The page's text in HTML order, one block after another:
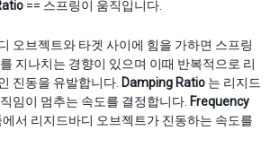
== 스프링이 움직입니다.
오브젝트와 타겟 사이에 힘을 가하면 스프링
지나치는 경향이 있으며 이때 반복적으로 리
진동을 유발합니다. Damping Ratio 는 리지드
임이 멈추는 속도를 결정합니다. Frequency
서 리지드바디 오브젝트가 진동하는 속도를